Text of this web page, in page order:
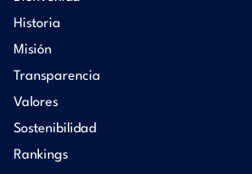
Historia
Misión
Transparencia
Valores
Sostenibilidad
Rankings